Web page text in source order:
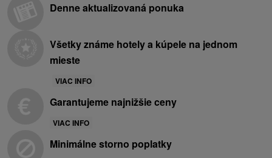
Denne aktualizovaná ponuka
Všetky známe hotely a kúpele na jednom
mieste
VIAC INFO
Garantujeme najnižšie ceny
VIAC INFO
Minimálne storno poplatky